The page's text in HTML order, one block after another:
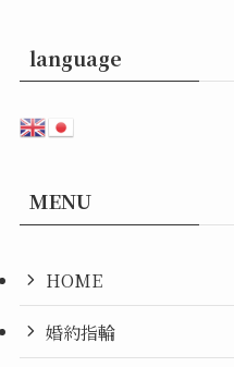
language
MENU
HOME
婚約指輪